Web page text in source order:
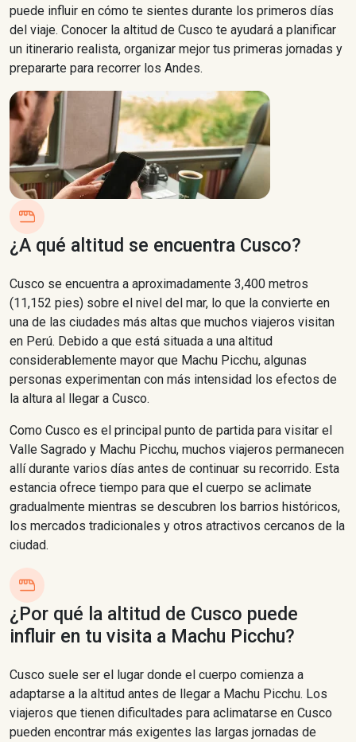
puede influir en cómo te sientes durante los primeros días
del viaje. Conocer la altitud de Cusco te ayudará a planificar
un itinerario realista, organizar mejor tus primeras jornadas y
prepararte para recorrer los Andes.
¿A qué altitud se encuentra Cusco?
Cusco se encuentra a aproximadamente 3,400 metros
(11,152 pies) sobre el nivel del mar, lo que la convierte en
una de las ciudades más altas que muchos viajeros visitan
en Perú. Debido a que está situada a una altitud
considerablemente mayor que Machu Picchu, algunas
personas experimentan con más intensidad los efectos de
la altura al llegar a Cusco.
Como Cusco es el principal punto de partida para visitar el
Valle Sagrado y Machu Picchu, muchos viajeros permanecen
allí durante varios días antes de continuar su recorrido. Esta
estancia ofrece tiempo para que el cuerpo se aclimate
gradualmente mientras se descubren los barrios históricos,
los mercados tradicionales y otros atractivos cercanos de la
ciudad.
¿Por qué la altitud de Cusco puede
influir en tu visita a Machu Picchu?
Cusco suele ser el lugar donde el cuerpo comienza a
adaptarse a la altitud antes de llegar a Machu Picchu. Los
viajeros que tienen dificultades para aclimatarse en Cusco
pueden encontrar más exigentes las largas jornadas de